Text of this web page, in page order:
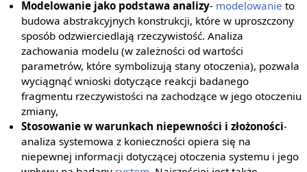
Modelowanie jako podstawa analizy- modelowanie to
budowa abstrakcyjnych konstrukcji, które w uproszczony
sposób odzwierciedlają rzeczywistość. Analiza
zachowania modelu (w zależności od wartości
parametrów, które symbolizują stany otoczenia), pozwala
wyciągnąć wnioski dotyczące reakcji badanego
fragmentu rzeczywistości na zachodzące w jego otoczeniu
zmiany,
Stosowanie w warunkach niepewności i złożoności-
analiza systemowa z konieczności opiera się na
niepewnej informacji dotyczącej otoczenia systemu i jego